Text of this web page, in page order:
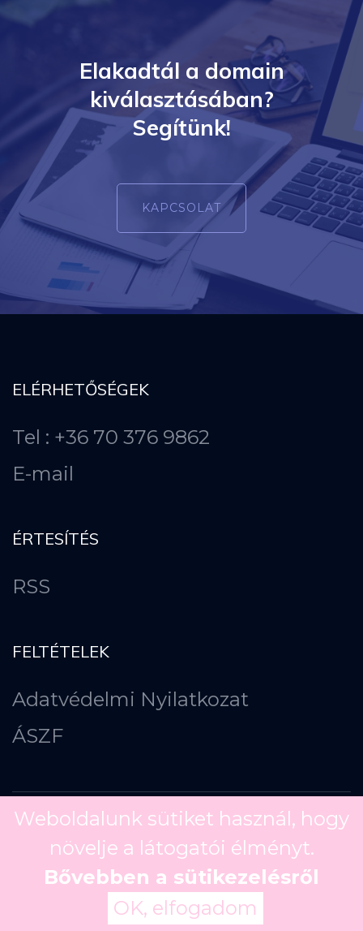
Elakadtál a domain
kiválasztásában?
Segítünk!
KAPCSOLAT
ELÉRHETŐSÉGEK
Tel : +36 70 376 9862
E-mail
ÉRTESÍTÉS
RSS
FELTÉTELEK
Adatvédelmi Nyilatkozat
ÁSZF
Copyright © 2026
Weboldalunk sütiket használ, hogy
növelje a látogatói élményt.
Bővebben a sütikezelésről
OK, elfogadom